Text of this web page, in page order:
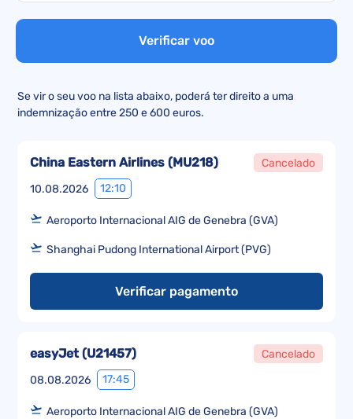
Verificar voo
Se vir o seu voo na lista abaixo, poderá ter direito a uma
indemnização entre 250 e 600 euros.
10.08.2026 12:10
China Eastern Airlines (MU218) Cancelado
Aeroporto Internacional AIG de Genebra (GVA)
Shanghai Pudong International Airport (PVG)
Verificar pagamento
08.08.2026 17:45
easyJet(U21457) Cancelado
Aeroporto Internacional AIG de Genebra (GVA)